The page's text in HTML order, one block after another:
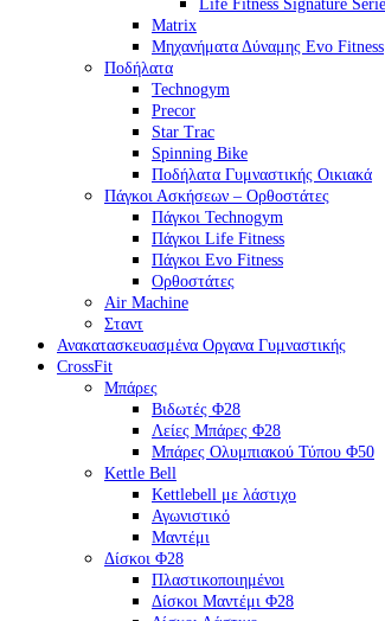
Life Fitness Signature
Matrix
Μηχανήματα Δύναμης Evo Fitness
Ποδήλατα
Technogym
Precor
Star Trac
Spinning Bike
Ποδήλατα Γυμναστικής Οικιακά
Πάγκοι Ασκήσεων – Ορθοστάτες
Πάγκοι Technogym
Πάγκοι Life Fitness
Πάγκοι Evo Fitness
Ορθοστάτες
Air Machine
Σταντ
Ανακατασκευασμένα Οργανα Γυμναστικής
CrossFit
Μπάρες
Βιδωτές Φ28
Λείες Μπάρες Φ28
Μπάρες Ολυμπιακού Τύπου Φ50
Kettle Bell
Kettlebell με λάστιχο
Αγωνιστικό
Μαντέμι
Δίσκοι Φ28
Πλαστικοποιημένοι
Δίσκοι Μαντέμι Φ28